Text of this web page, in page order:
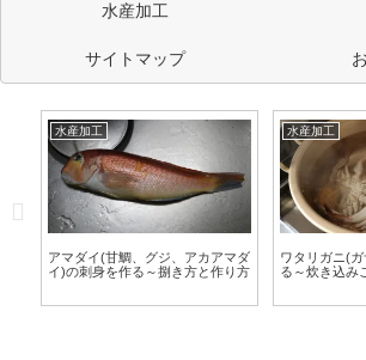
水産加工
サイトマップ
水産加工
青つぶ(ヒメエゾボラ・姫蝦夷法
螺)を茹でる～青つぶの茹で方
水産加工
タラバガニの
る～絶品珍味